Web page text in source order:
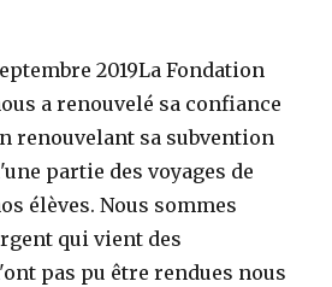
2019La Fondation
a renouvelé sa confiance
renouvelant sa subvention
partie des voyages de
élèves. Nous sommes
qui vient des
pas pu être rendues nous